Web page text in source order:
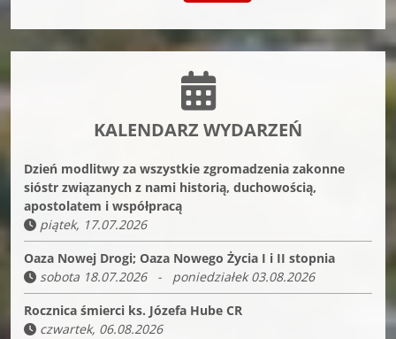
KALENDARZ WYDARZEŃ
Dzień modlitwy za wszystkie zgromadzenia zakonne
sióstr związanych z nami historią, duchowością,
apostolatem i współpracą
piątek, 17.07.2026
Oaza Nowej Drogi; Oaza Nowego Życia I i II stopnia
sobota 18.07.2026 - poniedziałek 03.08.2026
Rocznica śmierci ks. Józefa Hube CR
czwartek, 06.08.2026